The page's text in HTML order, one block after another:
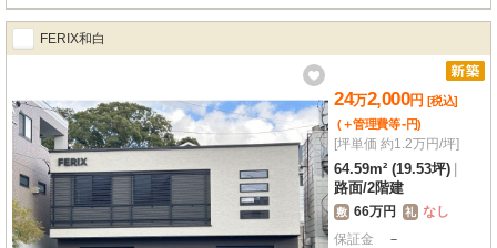
も多く、交通インフラも充実し通勤にも便利なエリアです☆常時ご案内受付し
ております。気軽にお問い合わせください♪
FERIX和白
24万2,000円 [税込]
(＋管理費等-円)
[坪単価 約1.2万円/坪]
64.59m² (19.53坪)
路面/2階建
敷 66万円 礼 なし
保証金
－